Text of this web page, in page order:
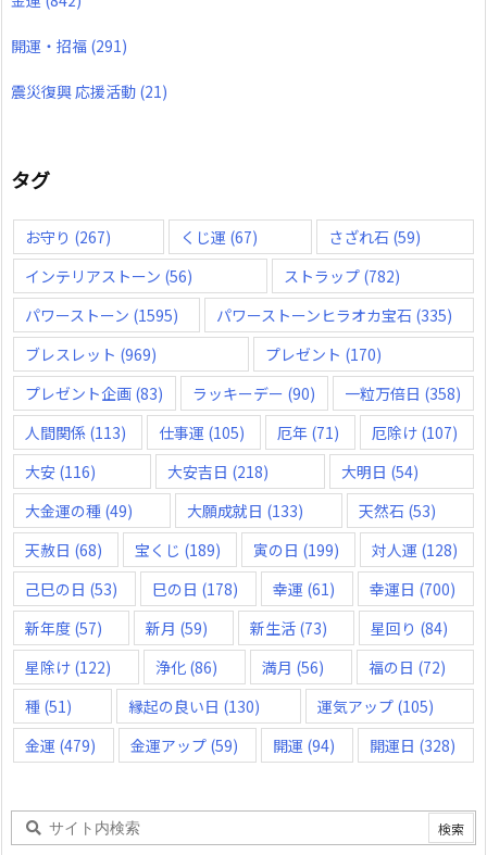
開運・招福 (291)
震災復興 応援活動 (21)
タグ
お守り (267) くじ運 (67) さざれ石 (59)
インテリアストーン (56) ストラップ(782)
パワーストーン (1595) パワーストーンヒラオカ宝石 (335)
ブレスレット (969) プレゼント (170)
プレゼント企画 (83) ラッキーデー (90) 一粒万倍日 (358)
人間関係 (113) 仕事運 (105) 厄年 (71) 厄除け (107)
大安 (116) 大安吉日 (218) 大明日 (54)
大金運の種 (49) 大願成就日 (133) 天然石 (53)
天赦日 (68) 宝くじ (189) 寅の日 (199) 対人運 (128)
己巳の日 (53) 巳の日 (178) 幸運 (61) 幸運日 (700)
新年度 (57) 新月 (59) 新生活 (73) 星回り (84)
星除け (122) 浄化 (86) 満月 (56) 福の日 (72)
種 (51) 縁起の良い日 (130) 運気アップ(105)
金運 (479) 金運アップ (59) 開運 (94) 開運日 (328)